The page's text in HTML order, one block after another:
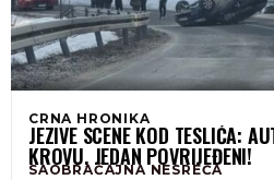
CRNA HRONIKA
JEZIVE SCENE KOD TESLIĆA:
KROVU, JEDAN POVRIJEĐENI!
SAOBRAĆAJNA NESREĆA